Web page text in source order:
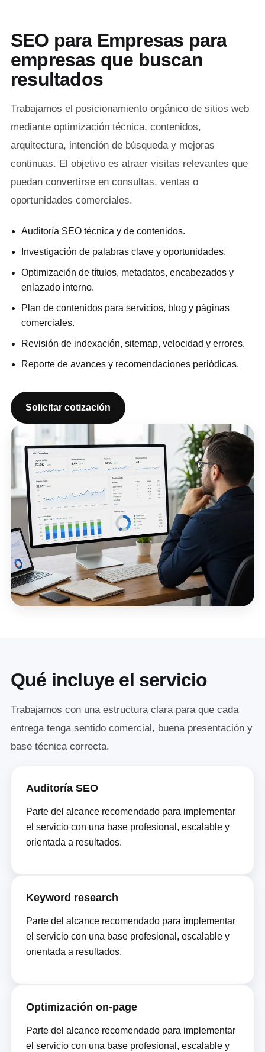
SEO para Empresas para
empresas que buscan
resultados
Trabajamos el posicionamiento orgánico de sitios web
mediante optimización técnica, contenidos,
arquitectura, intención de búsqueda y mejoras
continuas. El objetivo es atraer visitas relevantes que
puedan convertirse en consultas, ventas o
oportunidades comerciales.
Auditoría SEO técnica y de contenidos.
Investigación de palabras clave y oportunidades.
Optimización de títulos, metadatos, encabezados y
enlazado interno.
Plan de contenidos para servicios, blog y páginas
comerciales.
Revisión de indexación, sitemap, velocidad y errores.
Reporte de avances y recomendaciones periódicas.
Solicitar cotización
Qué incluye el servicio
Trabajamos con una estructura clara para que cada
entrega tenga sentido comercial, buena presentación y
base técnica correcta.
Auditoría SEO
Parte del alcance recomendado para implementar
el servicio con una base profesional, escalable y
orientada a resultados.
Keyword research
Parte del alcance recomendado para implementar
el servicio con una base profesional, escalable y
orientada a resultados.
Optimización on-page
Parte del alcance recomendado para implementar
el servicio con una base profesional, escalable y